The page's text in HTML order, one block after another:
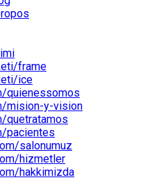
frame
ice
quienessomos
mision-y-vision
quetratamos
pacientes
salonumuz
hizmetler
hakkimizda